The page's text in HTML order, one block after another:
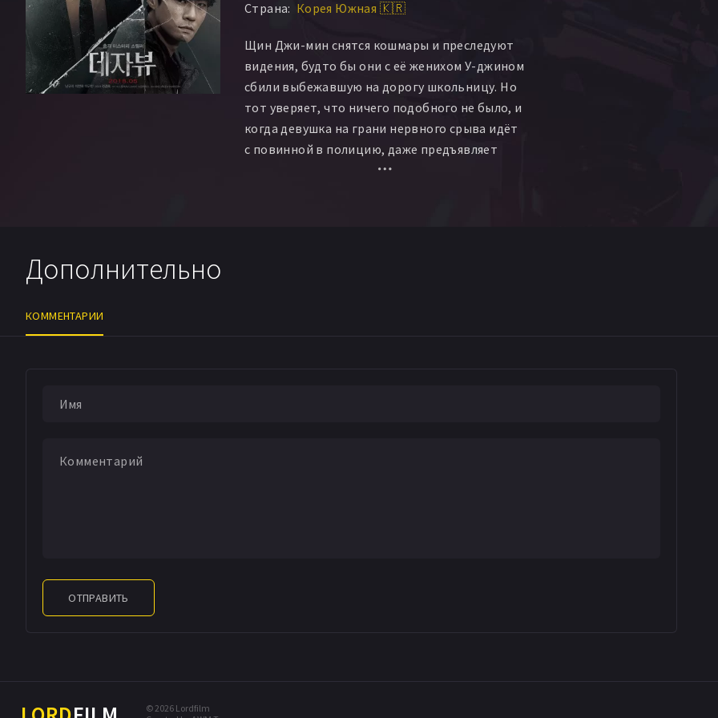
Страна: Корея Южная 🇰🇷
Щин Джи-мин снятся кошмары и преследуют
видения, будто бы они с её женихом У-джином
сбили выбежавшую на дорогу школьницу. Но
тот уверяет, что ничего подобного не было, и
когда девушка на грани нервного срыва идёт
с повинной в полицию, даже предъявляет
детективам труп сбитого оленя. На работе
Дополнительно
КОММЕНТАРИИ
ОТПРАВИТЬ
© 2026 Lordfilm